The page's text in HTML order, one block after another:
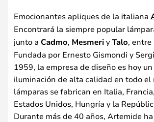
Emocionantes apliques de la italiana
Encontrará la siempre popular
junto a Cadmo, MesmeriyTalo, entre
Fundada por Ernesto Gismondi y
1959, la empresa de diseño es hoy
iluminación de alta calidad en todo el
lámparas se fabrican en Italia,
Estados Unidos, Hungría y la
Durante más de 40 años, Artemide